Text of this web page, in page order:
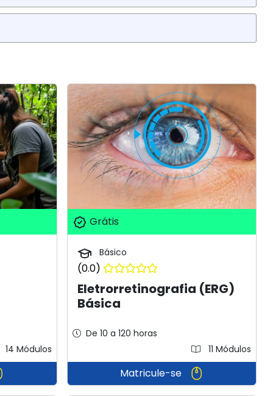
14 Módulos
Grátis
Básico
(0.0)
Eletrorretinografia (ERG)
Básica
De 10 a 120 horas
11 Módulos
Matricule-se